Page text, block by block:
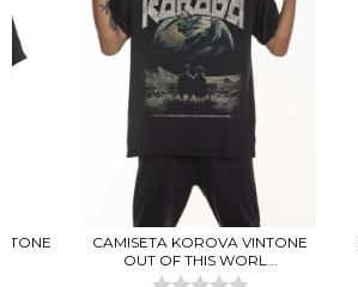
CAMISETA KOROVA VINTONE
OUT OF THIS WORL...